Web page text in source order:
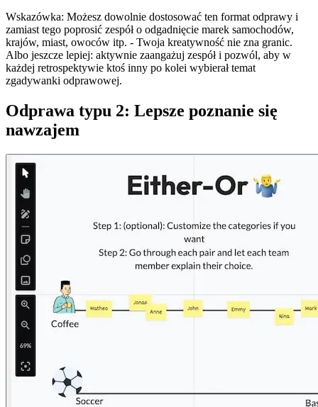
Wskazówka: Możesz dowolnie dostosować ten format odprawy i
zamiast tego poprosić zespół o odgadnięcie marek samochodów,
krajów, miast, owoców itp. - Twoja kreatywność nie zna granic.
Albo jeszcze lepiej: aktywnie zaangażuj zespół i pozwól, aby w
każdej retrospektywie ktoś inny po kolei wybierał temat
zgadywanki odprawowej.
Odprawa typu 2: Lepsze poznanie się
nawzajem